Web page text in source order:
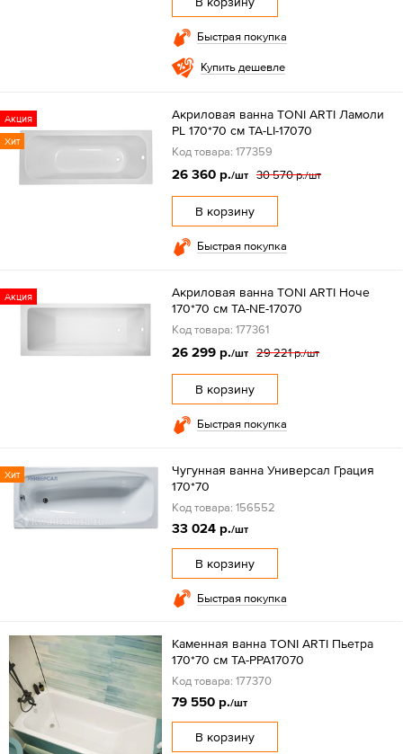
Быстрая покупка
Купить дешевле
Акция
Хит
Акриловая ванна TONI ARTI Ламоли
PL 170*70 см TA-LI-17070
Код товара: 177359
26 360 р./шт 30 570 р./шт
В корзину
Быстрая покупка
Акция
Акриловая ванна TONI ARTI Ноче
170*70 см TA-NE-17070
Код товара: 177361
26 299 р./шт 29 221 р./шт
В корзину
Быстрая покупка
Хит
Чугунная ванна Универсал Грация
170*70
Код товара: 156552
33 024 р./шт
В корзину
Быстрая покупка
Каменная ванна TONI ARTI Пьетра
170*70 см TA-PPA17070
Код товара: 177370
79 550 р./шт
В корзину